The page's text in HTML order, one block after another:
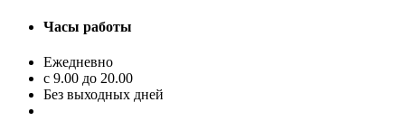
Часы работы
Ежедневно
с 9.00 до 20.00
Без выходных дней